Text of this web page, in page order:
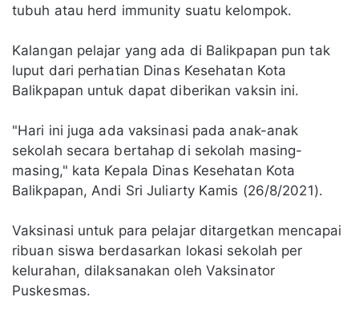
tubuh atau herd immunity suatu kelompok.
Kalangan pelajar yang ada di Balikpapan pun tak
luput dari perhatian Dinas Kesehatan Kota
Balikpapan untuk dapat diberikan vaksin ini.
"Hari ini juga ada vaksinasi pada anak-anak
sekolah secara bertahap di sekolah masing-
masing," kata Kepala Dinas Kesehatan Kota
Balikpapan, Andi Sri Juliarty Kamis (26/8/2021).
Vaksinasi untuk para pelajar ditargetkan mencapai
ribuan siswa berdasarkan lokasi sekolah per
kelurahan, dilaksanakan oleh Vaksinator
Puskesmas.